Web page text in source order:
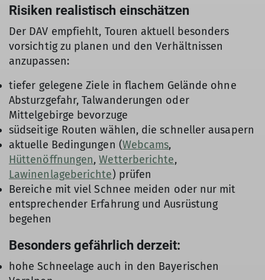
Risiken realistisch einschätzen
Der DAV empfiehlt, Touren aktuell besonders
vorsichtig zu planen und den Verhältnissen
anzupassen:
tiefer gelegene Ziele in flachem Gelände ohne
Absturzgefahr, Talwanderungen oder
Mittelgebirge bevorzuge
südseitige Routen wählen, die schneller ausapern
aktuelle Bedingungen (Webcams,
Hüttenöffnungen,Wetterberichte,
Lawinenlageberichte) prüfen
Bereiche mit viel Schnee meiden oder nur mit
entsprechender Erfahrung und Ausrüstung
begehen
Besonders gefährlich derzeit:
hohe Schneelage auch in den Bayerischen